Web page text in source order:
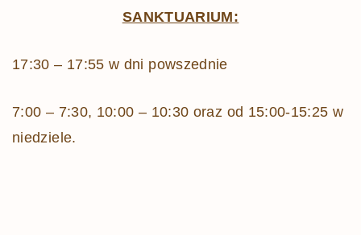
SANKTUARIUM:
17:30 – 17:55 w dni powszednie
7:00 – 7:30, 10:00 – 10:30 oraz od 15:00-15:25 w
niedziele.